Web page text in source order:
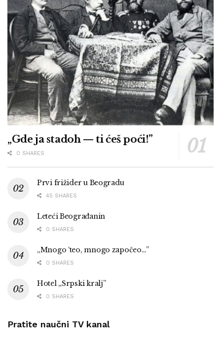
„Gde ja stadoh — ti ćeš poći!”
0 SHARES
Prvi frižider u Beogradu
45 SHARES
Leteći Beograđanin
0 SHARES
„Mnogo ‘teo, mnogo započeo…”
0 SHARES
Hotel „Srpski kralj”
0 SHARES
Pratite naučni TV kanal